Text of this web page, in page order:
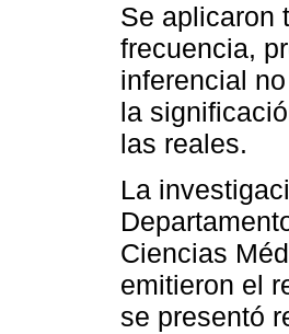
Se aplicaron
frecuencia,
inferencial
la
las reales.
La
Ciencias
emitieron el
se presentó